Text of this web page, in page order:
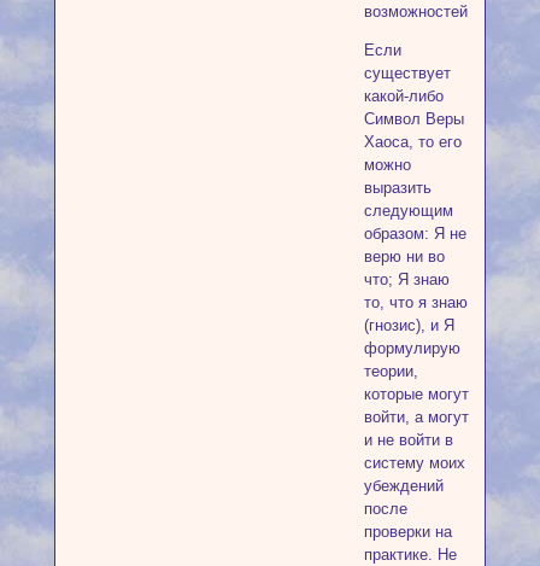
возможностей.
Если
существует
какой-либо
Символ Веры
Хаоса, то его
можно
выразить
следующим
образом: Я не
верю ни во
что; Я знаю
то, что я знаю
(гнозис), и Я
формулирую
теории,
которые могут
войти, а могут
и не войти в
систему моих
убеждений
после
проверки на
практике. Не